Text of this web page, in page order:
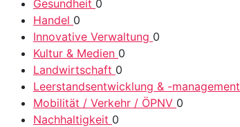
Gesundheit 0
Handel 0
Innovative Verwaltung 0
Kultur & Medien 0
Landwirtschaft 0
Leerstandsentwicklung & -management
Mobilität / Verkehr / ÖPNV 0
Nachhaltigkeit 0